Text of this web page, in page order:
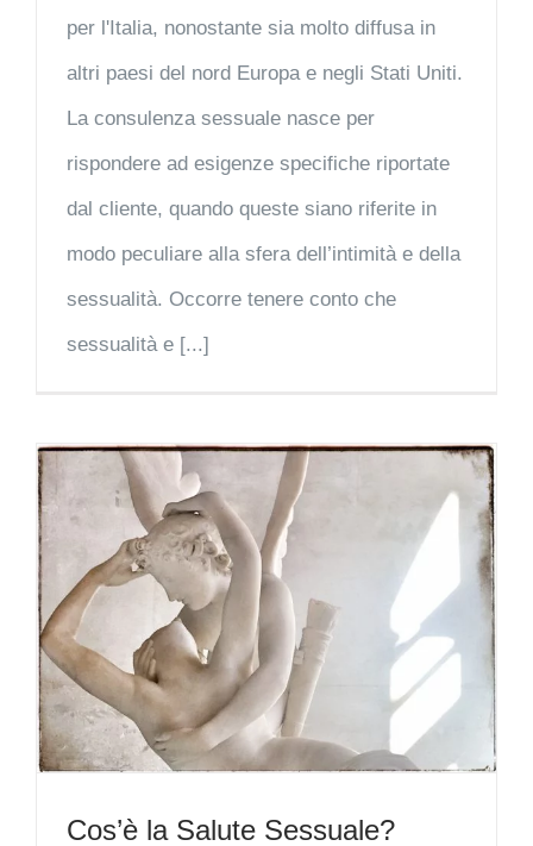
per l'Italia, nonostante sia molto diffusa in
altri paesi del nord Europa e negli Stati Uniti.
La consulenza sessuale nasce per
rispondere ad esigenze specifiche riportate
dal cliente, quando queste siano riferite in
modo peculiare alla sfera dell’intimità e della
sessualità. Occorre tenere conto che
sessualità e [...]
Cos’è la Salute Sessuale?